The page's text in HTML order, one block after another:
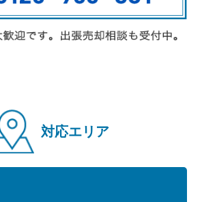
対応エリア